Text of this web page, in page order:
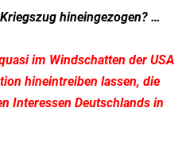
hineingezogen? …
im Windschatten der USA
hineintreiben lassen, die
Interessen Deutschlands in